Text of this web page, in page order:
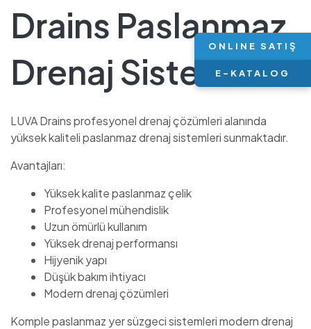
Drains Paslanmaz
Drenaj Sistemleri?
LUVA Drains profesyonel drenaj çözümleri alanında
yüksek kaliteli paslanmaz drenaj sistemleri sunmaktadır.
Avantajları:
Yüksek kalite paslanmaz çelik
Profesyonel mühendislik
Uzun ömürlü kullanım
Yüksek drenaj performansı
Hijyenik yapı
Düşük bakım ihtiyacı
Modern drenaj çözümleri
Komple paslanmaz yer süzgeci sistemleri modern drenaj
ONLINE SATIŞ
E-KATALOG